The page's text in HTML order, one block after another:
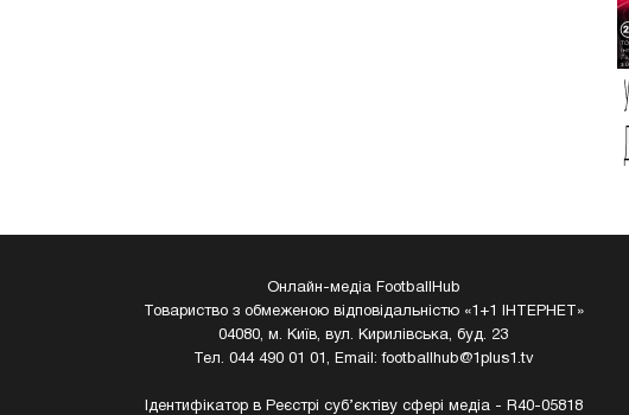
Онлайн-медіа FootballHub
Товариство з обмеженою відповідальністю «1+1 ІНТЕРНЕТ»
04080, м. Київ, вул. Кирилівська, буд. 23
Тел. 044 490 01 01, Email:footballhub@1plus1.tv
Ідентифікатор в Реєстрі суб’єктіву сфері медіа - R40-05818